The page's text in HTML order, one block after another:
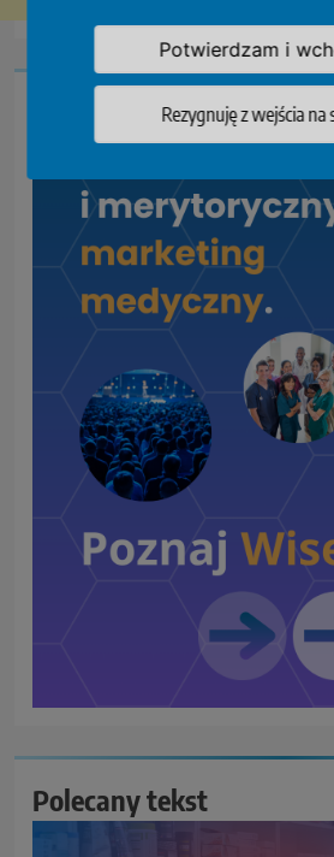
Potwierdzam i
Rezygnuję z wejścia na
Polecany tekst